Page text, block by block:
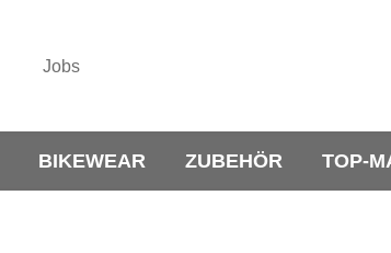
Jobs
BIKEWEAR ZUBEHÖR TOP-